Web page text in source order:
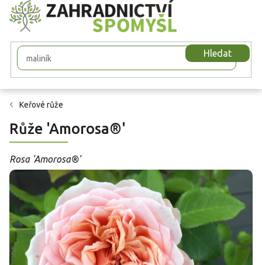
Přejít
na
obsah
Hledat
Keřové růže
Růže 'Amorosa®'
Rosa 'Amorosa®'